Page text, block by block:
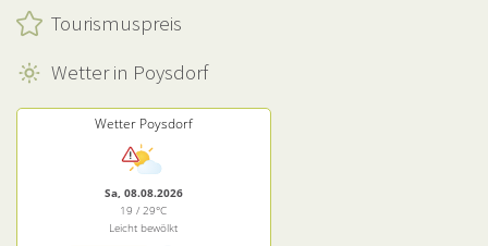
Tourismuspreis
Wetter in Poysdorf
Wetter Poysdorf
Sa, 08.08.2026
19 / 29°C
Leicht bewölkt